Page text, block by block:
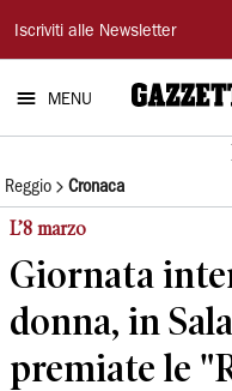
Gazzetta
di
Reggio
Iscriviti alle Newsletter
MENU
Reggio Cronaca
L’8 marzo
Giornata
donna, in
premiate le